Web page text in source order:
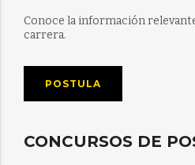
Conoce la información
carrera.
POSTULA
CONCURSOS DE